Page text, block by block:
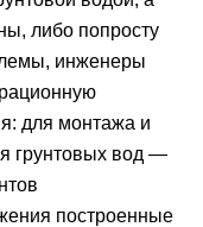
либо попросту
инженеры
для монтажа и
грунтовых вод —
построенные